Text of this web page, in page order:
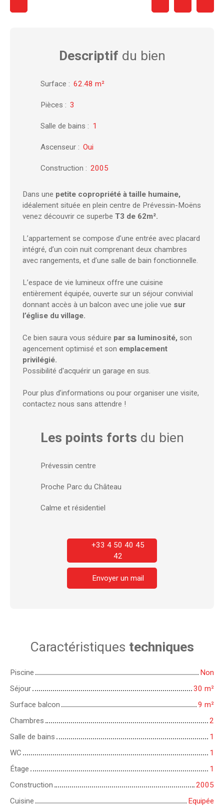
Descriptif du bien
Surface : 62.48 m²
Pièces : 3
Salle de bains : 1
Ascenseur : Oui
Construction : 2005
Dans une petite copropriété à taille humaine,
idéalement située en plein centre de Prévessin-Moëns
venez découvrir ce superbe T3 de 62m².
L’appartement se compose d’une entrée avec placard
intégré, d’un coin nuit comprenant deux chambres
avec rangements, et d’une salle de bain fonctionnelle.
L’espace de vie lumineux offre une cuisine
entièrement équipée, ouverte sur un séjour convivial
donnant accès à un balcon avec une jolie vue sur
l’église du village.
Ce bien saura vous séduire par sa luminosité, son
agencement optimisé et son emplacement
privilégié.
Possibilité d'acquérir un garage en sus.
Pour plus d’informations ou pour organiser une visite,
contactez nous sans attendre !
Les points forts du bien
Prévessin centre
Proche Parc du Château
Calme et résidentiel
+33 4 50 40 45
42
Envoyer un mail
Caractéristiques techniques
Piscine
Non
Séjour
30 m²
Surface balcon
9 m²
Chambres
2
Salle de bains
1
WC
1
Étage
1
Construction
2005
Cuisine
Equipée